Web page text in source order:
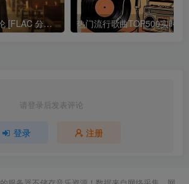
太阳之子 – 周杰伦 [FLAC 分轨 192Khz 24bit]
请登录后发表评论
登录 注册